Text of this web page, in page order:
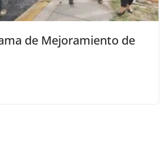
de Mejoramiento de